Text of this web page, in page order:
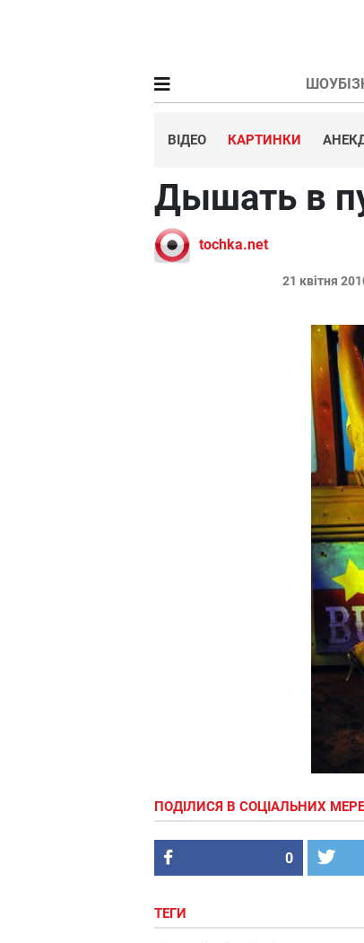
ВІДЕО КАРТИНКИ
Дышать в
tochka.net
21 квітня
ПОДІЛИСЯ В СОЦІАЛЬНИХ
0
ТЕГИ